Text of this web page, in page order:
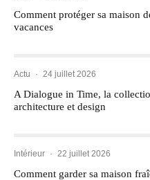
Comment protéger sa maison
vacances
Actu · 24 juillet 2026
A Dialogue in Time, la
architecture et design
Intérieur · 22 juillet 2026
Comment garder sa maison